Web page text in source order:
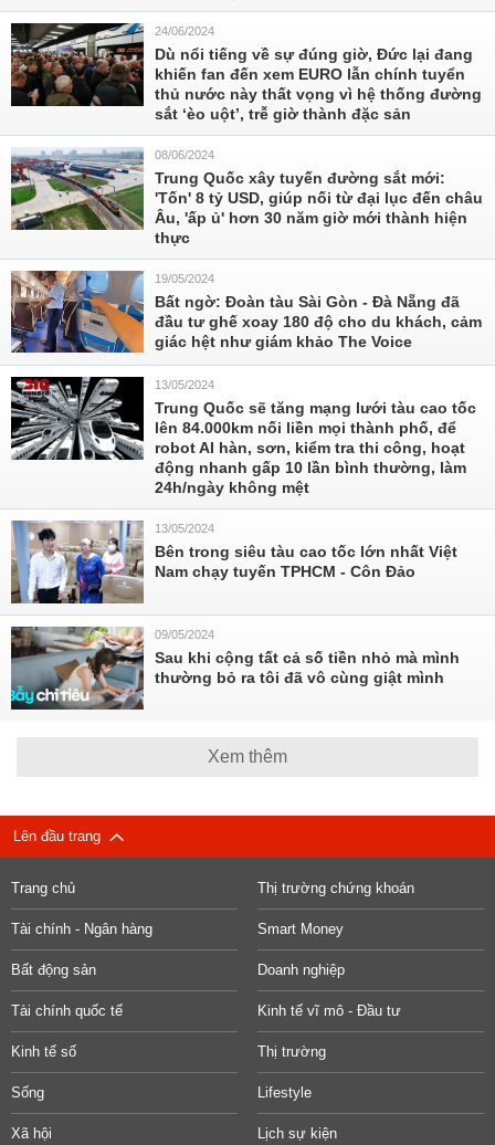
24/06/2024
Dù nổi tiếng về sự đúng giờ, Đức lại đang
khiến fan đến xem EURO lẫn chính tuyển
thủ nước này thất vọng vì hệ thống đường
sắt ‘èo uột’, trễ giờ thành đặc sản
08/06/2024
Trung Quốc xây tuyến đường sắt mới:
'Tốn' 8 tỷ USD, giúp nối từ đại lục đến châu
Âu, 'ấp ủ' hơn 30 năm giờ mới thành hiện
thực
19/05/2024
Bất ngờ: Đoàn tàu Sài Gòn - Đà Nẵng đã
đầu tư ghế xoay 180 độ cho du khách, cảm
giác hệt như giám khảo The Voice
13/05/2024
Trung Quốc sẽ tăng mạng lưới tàu cao tốc
lên 84.000km nối liền mọi thành phố, để
robot AI hàn, sơn, kiểm tra thi công, hoạt
động nhanh gấp 10 lần bình thường, làm
24h/ngày không mệt
13/05/2024
Bên trong siêu tàu cao tốc lớn nhất Việt
Nam chạy tuyến TPHCM - Côn Đảo
09/05/2024
Sau khi cộng tất cả số tiền nhỏ mà mình
thường bỏ ra tôi đã vô cùng giật mình
Xem thêm
Lên đầu trang
Trang chủ Thị trường chứng khoán
Tài chính - Ngân hàng Smart Money
Bất động sản Doanh nghiệp
Tài chính quốc tế Kinh tế vĩ mô - Đầu tư
Kinh tế số Thị trường
Sống Lifestyle
Xã hội Lịch sự kiện